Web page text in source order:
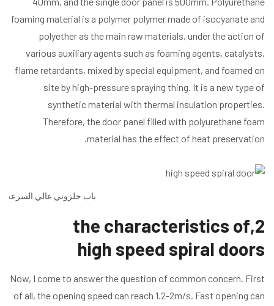
foaming material is a polymer polymer made of isocyanate and
polyether as the main raw materials, under the action of
various auxiliary agents such as foaming agents, catalysts,
flame retardants, mixed by special equipment, and foamed on
site by high-pressure spraying thing. It is a new type of
synthetic material with thermal insulation properties.
Therefore, the door panel filled with polyurethane foam
material has the effect of heat preservation.
باب حلزوني عالي السرعة
2,the characteristics of
high speed spiral doors
Now, I come to answer the question of common concern. First
of all, the opening speed can reach 1.2-2m/s. Fast opening can